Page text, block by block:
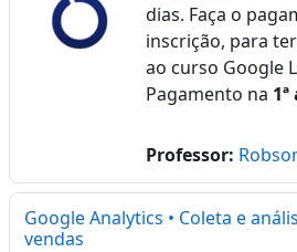
dias. Faça o
inscrição, para ter
ao curso Google
Pagamento na
Professor:
Google Analytics • Coleta e
vendas